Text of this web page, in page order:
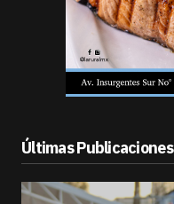
Últimas Publicaciones